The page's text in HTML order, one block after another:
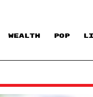
WEALTH POP